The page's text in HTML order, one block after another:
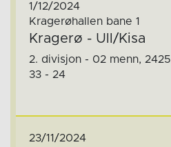
1/12/2024
Kragerøhallen bane 1
Kragerø - Ull/Kisa
2. divisjon - 02 menn, 2425
33 - 24
23/11/2024